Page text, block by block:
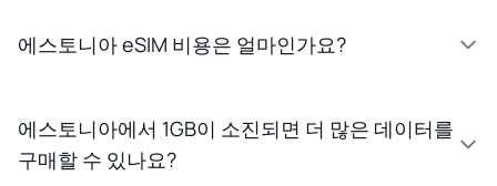
에스토니아 eSIM 비용은 얼마인가요?
에스토니아에서 1GB이 소진되면 더 많은 데이터를
구매할 수 있나요?